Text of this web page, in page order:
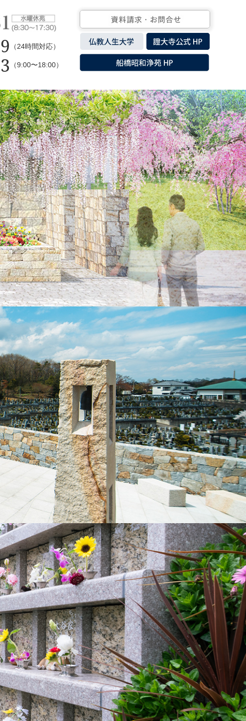
（24時間対応）
（9:00〜18:00）